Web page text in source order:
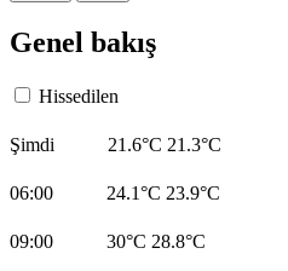
Genel bakış
Hissedilen
Şimdi 21.6°C 21.3°C
06:00 24.1°C 23.9°C
09:00 30°C 28.8°C